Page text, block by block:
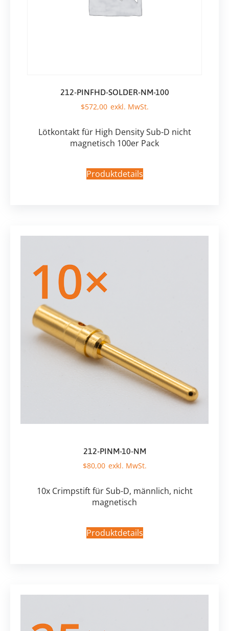
212-PINFHD-SOLDER-NM-100
$572,00
Lötkontakt für High Density Sub-D nicht
magnetisch 100er Pack
Produktdetails
212-PINM-10-NM
$80,00
10x Crimpstift für Sub-D, männlich, nicht
magnetisch
Produktdetails